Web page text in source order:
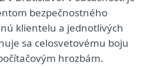
bezpečnostného
klientelu a jednotlivých
sa celosvetovému boju
hrozbám.